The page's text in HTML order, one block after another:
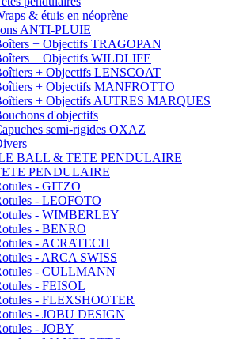
& étuis en néoprène
ANTI-PLUIE
+ Objectifs TRAGOPAN
+ Objectifs WILDLIFE
+ Objectifs LENSCOAT
+ Objectifs MANFROTTO
+ Objectifs AUTRES MARQUES
d'objectifs
semi-rigides OXAZ
BALL & TETE PENDULAIRE
PENDULAIRE
- GITZO
- LEOFOTO
- WIMBERLEY
- BENRO
- ACRATECH
- ARCA SWISS
- CULLMANN
- FEISOL
- FLEXSHOOTER
- JOBU DESIGN
- JOBY